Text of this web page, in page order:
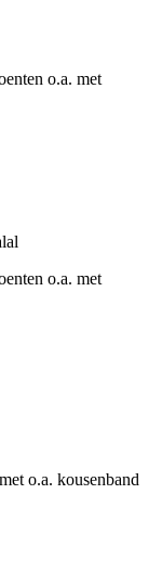
o.a. met
o.a. met
o.a. kousenband